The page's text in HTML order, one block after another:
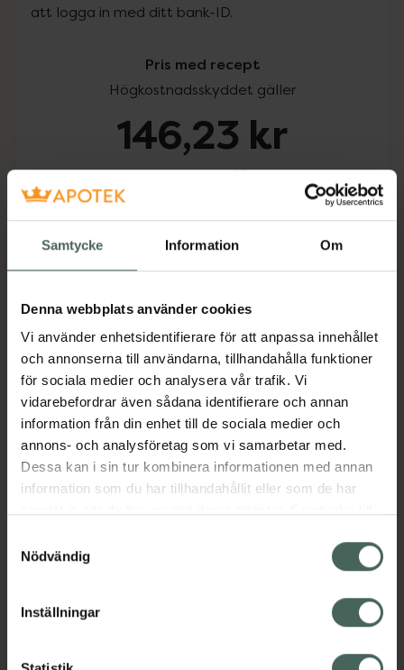
Samtycke Information Om
Denna webbplats använder cookies
Vi använder enhetsidentifierare för att anpassa innehållet
och annonserna till användarna, tillhandahålla funktioner
för sociala medier och analysera vår trafik. Vi
vidarebefordrar även sådana identifierare och annan
information från din enhet till de sociala medier och
annons- och analysföretag som vi samarbetar med.
Dessa kan i sin tur kombinera informationen med annan
information som du har tillhandahållit eller som de har
återkalla ditt samtycke via webbplatsens
cookieinställningar. Ett återkallat samtycke påverkar inte
lagligheten av behandling som skett innan återkallelsen.
Nödvändig
Inställningar
att logga in med ditt bank-ID.
Pris med recept
Högkostnadsskyddet gäller
146,23 kr
I apotek:146,23 kr
Köp via ditt recept
Beskrivning Dölj
Läs alltid bipacksedeln innan
användning.
EAN:
07046263986555